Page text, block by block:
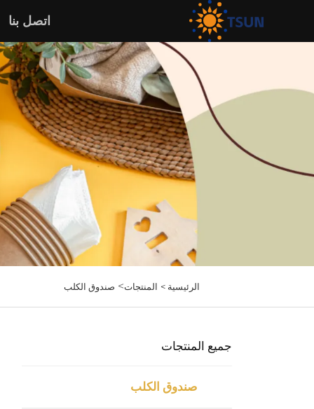
اتصل بنا
الرئيسية > المنتجات> صندوق الكلب
جميع المنتجات
صندوق الكلب